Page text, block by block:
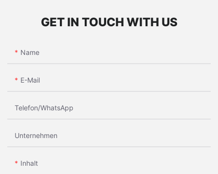
GET IN TOUCH WITH US
Name
E-Mail
Telefon/WhatsApp
Unternehmen
Inhalt